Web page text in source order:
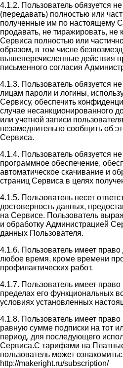
4.1.2. Пользователь обязуется
(передавать) полностью или
полученные им по настоящему
продавать, не тиражировать, не
Сервиса полностью или
образом, в том числе
вышеперечисленные действия
письменного согласия
4.1.3. Пользователь обязуется
лицам пароли и логины,
Сервису, обеспечить
случае несанкционированного
или учетной записи
незамедлительно сообщить об
Сервиса.
4.1.4. Пользователь обязуется
программное обеспечение,
автоматическое скачивание и
страниц Сервиса в целях
4.1.5. Пользователь несет
достоверность данных,
на Сервисе. Пользователь
и обработку Администрацией
данных Пользователя.
4.1.6. Пользователь имеет право
любое время, кроме времени
профилактических работ.
4.1.7. Пользователь имеет
пределах его функциональных
условиях установленных
4.1.8. Пользователь имеет
равную сумме подписки на тот
период, для последующего
Сервиса.С тарифами на
пользователь может
http://makeright.ru/subscription/